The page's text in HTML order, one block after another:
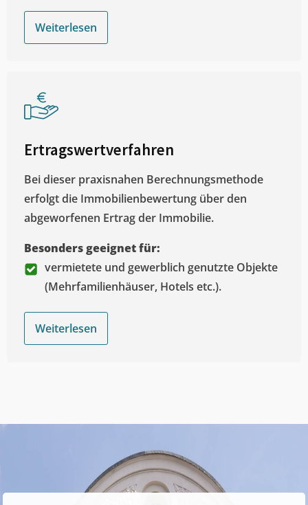
Weiterlesen
Ertragswertverfahren
Bei dieser praxisnahen Berechnungsmethode
erfolgt die Immobilienbewertung über den
abgeworfenen Ertrag der Immobilie.
Besonders geeignet für:
vermietete und gewerblich genutzte Objekte
(Mehrfamilienhäuser, Hotels etc.).
Weiterlesen